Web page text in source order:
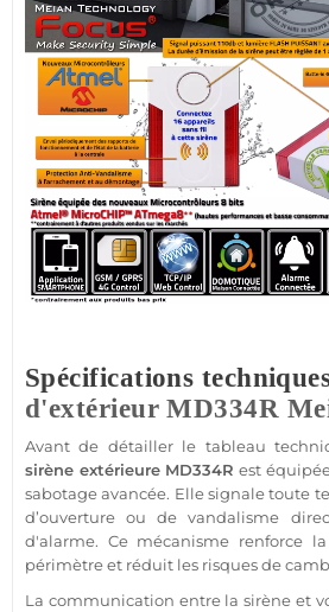
Spécifications
d'extérieur MD334R
Avant de détailler le tableau
sirène extérieure MD334R est
sabotage avancée. Elle signale toute
d’ouverture ou de vandalisme
d'alarme. Ce mécanisme renforce
périmètre et réduit les risques de
La communication entre lasirène et